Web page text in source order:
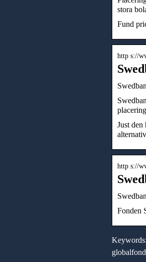
stora
Fund
http s://
Just
http s://
Fonden